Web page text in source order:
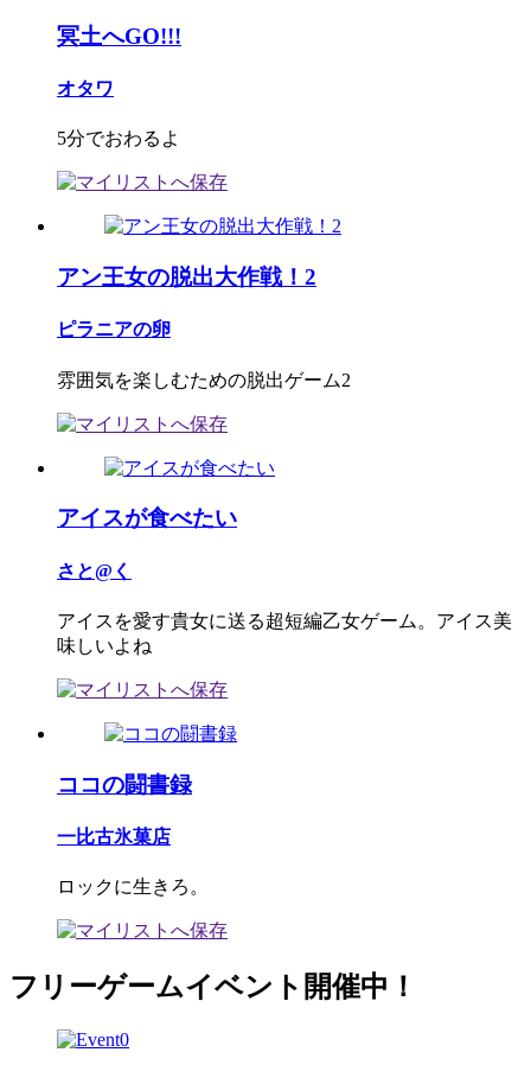
冥土へGO!!!
オタワ
5分でおわるよ
アン王女の脱出大作戦！2
ピラニアの卵
雰囲気を楽しむための脱出ゲーム2
アイスが食べたい
さと@く
アイスを愛す貴女に送る超短編乙女ゲーム。アイス美
味しいよね
ココの闘書録
一比古氷菓店
ロックに生きろ。
フリーゲームイベント開催中！